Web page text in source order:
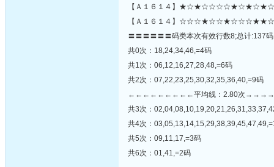
【Ａ１６１４】
【Ａ１６１４】
〓〓〓〓〓〓码类本次有效行数8;总计:137
共0次：18,24,34,46,=4码
共1次：06,12,16,27,28,48,=6码
共2次：07,22,23,25,30,32,35,36,40,=9码
←←←←←←←←←平均线：2.80次
共3次：
共4次：
共5次：09,11,17,=3码
共6次：01,41,=2码